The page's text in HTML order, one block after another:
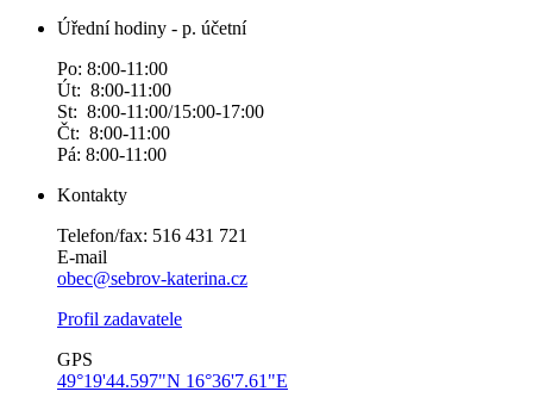
Úřední hodiny - p. účetní
Po: 8:00-11:00
Út: 8:00-11:00
St: 8:00-11:00/15:00-17:00
Čt: 8:00-11:00
Pá: 8:00-11:00
Kontakty
Telefon/fax: 516 431 721
E-mail
obec@sebrov-katerina.cz
Profil zadavatele
GPS
49°19'44.597"N 16°36'7.61"E